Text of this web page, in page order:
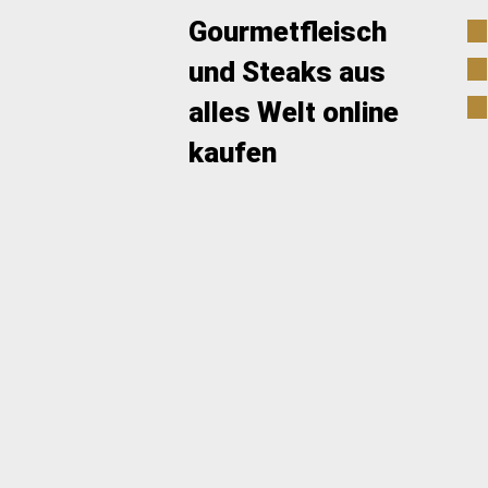
Gourmetfleisch
und Steaks aus
alles Welt online
kaufen